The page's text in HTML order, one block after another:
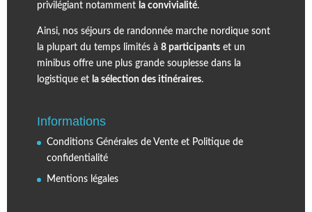
privilégiant notamment la convivialité.
Ainsi, nos séjours de randonnée marche nordique sont
la plupart du temps limités à 8 participantset un
minibus offre une plus grande souplesse dans la
logistique et la sélection des itinéraires.
Informations
Conditions Générales de Vente et Politique de
confidentialité
Mentions légales